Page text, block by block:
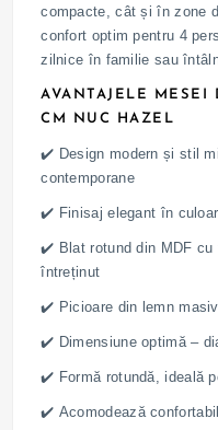
compacte, cât și în zone
confort optim pentru 4
zilnice în familie sau
AVANTAJELE MESEI
CM NUC HAZEL
✔️ Design modern și stil
contemporane
✔️ Finisaj elegant în
✔️ Blat rotund din MDF cu
întreținut
✔️ Picioare din lemn
✔️ Dimensiune optimă –
✔️ Formă rotundă, ideală
✔️ Acomodează